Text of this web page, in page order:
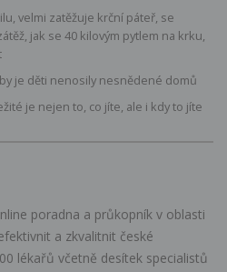
velmi zatěžuje krční páteř, se
jak se 40 kilovým pytlem na krku,
je děti nenosily nesnědené domů
je nejen to, co jíte, ale i kdy to jíte
poradna a průkopník v oblasti
a zkvalitnit české
lékařů včetně desítek specialistů